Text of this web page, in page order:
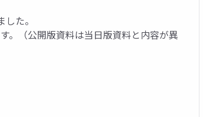
た。
。（公開版資料は当日版資料と内容が異